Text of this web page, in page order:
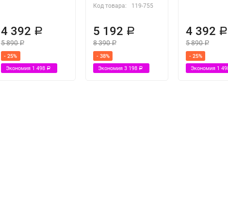
4 392 Р
5 890Р
- 25%
Экономия 1 498 Р
Код товара: 119-755
5 192 Р
8 390Р
- 38%
Экономия3 198Р
4 392 Р
5 890Р
- 25%
Экономия 1